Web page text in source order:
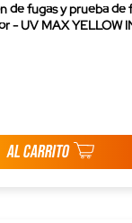
de fugas y prueba de
- UV MAX YELLOW
AL CARRITO